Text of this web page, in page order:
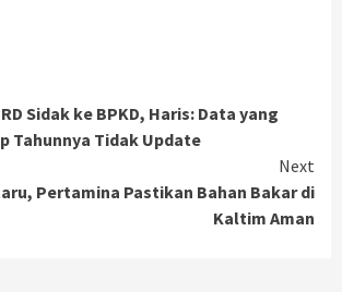
Sidak ke BPKD, Haris: Data yang
Tahunnya Tidak Update
Next
Pertamina Pastikan Bahan Bakar di
Kaltim Aman